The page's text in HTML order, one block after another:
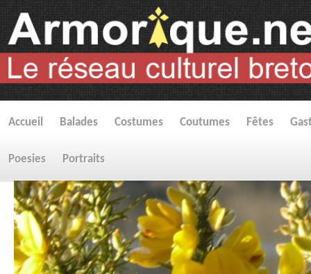
Accueil Balades Costumes Coutumes Fêtes
Poesies Portraits